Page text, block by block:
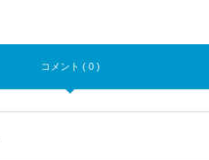
コメント ( 0 )